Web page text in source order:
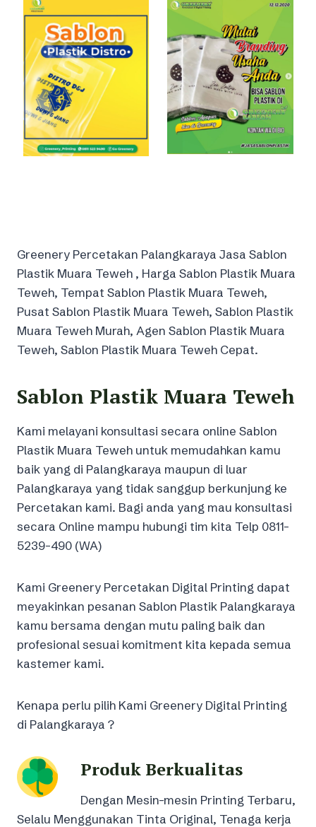
Greenery Percetakan Palangkaraya Jasa Sablon
Plastik Muara Teweh , Harga Sablon Plastik Muara
Teweh, Tempat Sablon Plastik Muara Teweh,
Pusat Sablon Plastik Muara Teweh, Sablon Plastik
Muara Teweh Murah, Agen Sablon Plastik Muara
Teweh, Sablon Plastik Muara Teweh Cepat.
Sablon Plastik Muara Teweh
Kami melayani konsultasi secara online Sablon
Plastik Muara Teweh untuk memudahkan kamu
baik yang di Palangkaraya maupun di luar
Palangkaraya yang tidak sanggup berkunjung ke
Percetakan kami. Bagi anda yang mau konsultasi
secara Online mampu hubungi tim kita Telp 0811-
5239-490 (WA)
Kami Greenery Percetakan Digital Printing dapat
meyakinkan pesanan Sablon Plastik Palangkaraya
kamu bersama dengan mutu paling baik dan
profesional sesuai komitment kita kepada semua
kastemer kami.
Kenapa perlu pilih Kami Greenery Digital Printing
di Palangkaraya ?
Produk Berkualitas
Dengan Mesin-mesin Printing Terbaru,
Selalu Menggunakan Tinta Original, Tenaga kerja